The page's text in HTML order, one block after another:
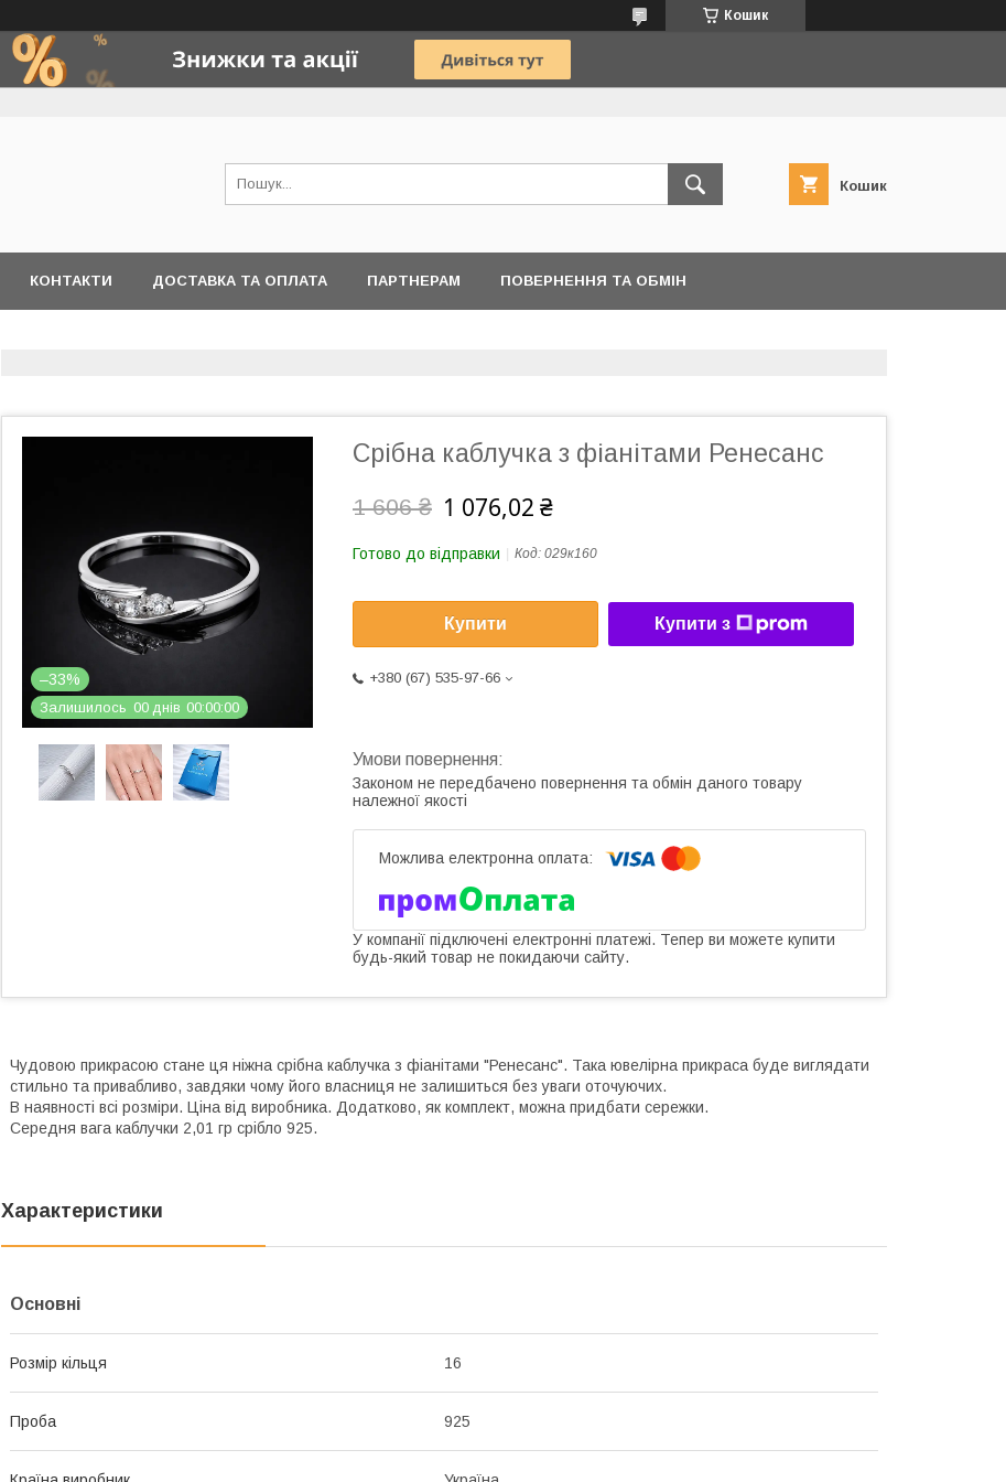
Кошик
Кошик
КОНТАКТИ ДОСТАВКА ТА ОПЛАТА ПАРТНЕРАМ ПОВЕРНЕННЯ ТА ОБМІН
–33%
Залишилось 00 днів 00 00 00
Срібна каблучка з фіанітами Ренесанс
1 606 ₴ 1 076,02 ₴
Готово до відправки Код: 029к160
Купити Купити з
+380 (67) 535-97-66
Законом не передбачено повернення та обмін даного товару
належної якості
У компанії підключені електронні платежі. Тепер ви можете купити
будь-який товар не покидаючи сайту.
Чудовою прикрасою стане ця ніжна срібна каблучка з фіанітами "Ренесанс". Така ювелірна прикраса буде виглядати
стильно та привабливо, завдяки чому його власниця не залишиться без уваги оточуючих.
В наявності всі розміри. Ціна від виробника. Додатково, як комплект, можна придбати сережки.
Середня вага каблучки 2,01 гр срібло 925.
Характеристики
Основні
Розмір кільця 16
Проба 925